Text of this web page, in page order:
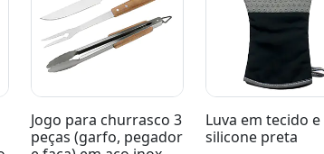
Luva em tecido e
silicone preta
Garfo para
em aço inox com